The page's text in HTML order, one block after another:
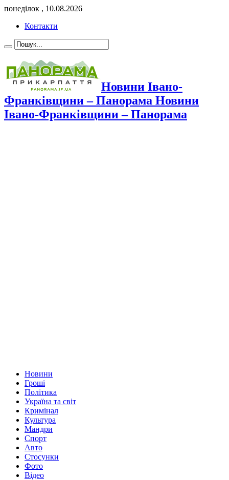
понеділок , 10.08.2026
Контакти
Новини Івано-
Франківщини – Панорама Новини
Івано-Франківщини – Панорама
Новини
Гроші
Політика
Україна та світ
Кримінал
Культура
Мандри
Спорт
Авто
Стосунки
Фото
Відео